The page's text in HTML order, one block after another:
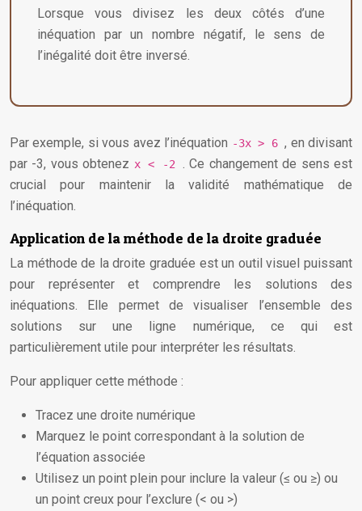
Lorsque vous divisez les deux côtés d’une
inéquation par un nombre négatif, le sens de
l’inégalité doit être inversé.
Par exemple, si vous avez l’inéquation -3x > 6, en divisant
par -3, vous obtenez x < -2 . Ce changement de sens est
crucial pour maintenir la validité mathématique de
l’inéquation.
Application de la méthode de la droite graduée
La méthode de la droite graduée est un outil visuel puissant
pour représenter et comprendre les solutions des
inéquations. Elle permet de visualiser l’ensemble des
solutions sur une ligne numérique, ce qui est
particulièrement utile pour interpréter les résultats.
Pour appliquer cette méthode :
Tracez une droite numérique
Marquez le point correspondant à la solution de
l’équation associée
Utilisez un point plein pour inclure la valeur (≤ ou ≥) ou
un point creux pour l’exclure (< ou >)